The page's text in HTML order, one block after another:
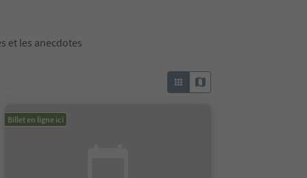
et les anecdotes
Billet en ligne ici